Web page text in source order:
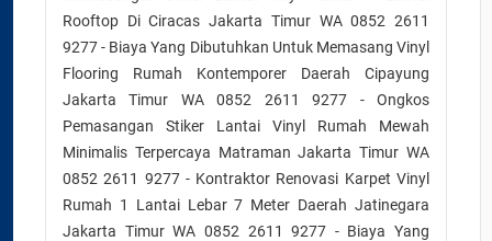
Rooftop Di Ciracas Jakarta Timur WA 0852 2611
9277 - Biaya Yang Dibutuhkan Untuk Memasang Vinyl
Flooring Rumah Kontemporer Daerah Cipayung
Jakarta Timur WA 0852 2611 9277 - Ongkos
Pemasangan Stiker Lantai Vinyl Rumah Mewah
Minimalis Terpercaya Matraman Jakarta Timur WA
0852 2611 9277 - Kontraktor Renovasi Karpet Vinyl
Rumah 1 Lantai Lebar 7 Meter Daerah Jatinegara
Jakarta Timur WA 0852 2611 9277 - Biaya Yang